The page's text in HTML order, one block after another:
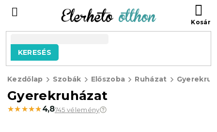
tartalomhoz
KERESÉS
Kezdőlap Szobák Előszoba Ruházat
Gyerekruházat
★★★★★
★★★★★ 4,8745 vélemény